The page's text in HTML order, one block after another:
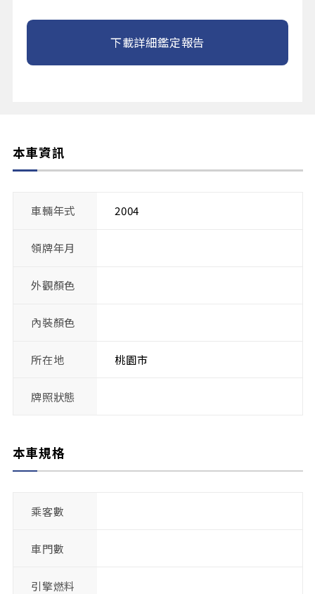
下載詳細鑑定報告
本車資訊
車輛年式 2004
領牌年月
外觀顏色
內裝顏色
所在地 桃園市
牌照狀態
本車規格
乘客數
車門數
引擎燃料